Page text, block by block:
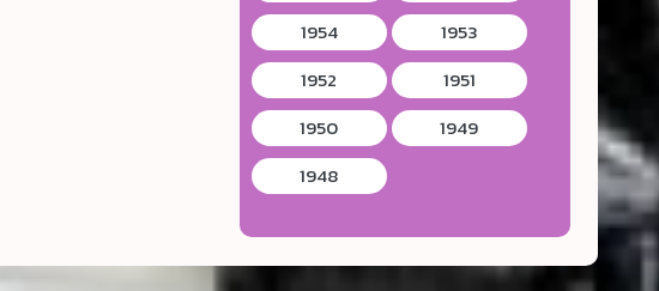
1954
1953
1952
1951
1950
1949
1948